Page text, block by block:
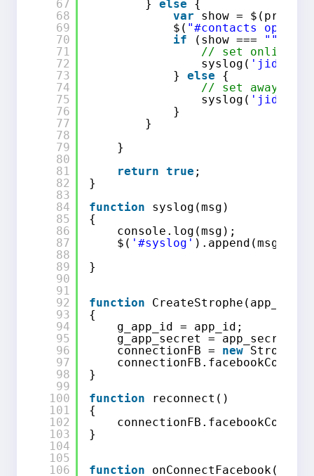
67
68
69
70
71
72
73
74
75
76
77
78
79
80
81
82
83
84
85
86
87
88
89
90
91
92
93
94
95
96
97
98
99
100
101
102
103
104
105
106
} else
{
var
show =
$( "#contacts
if
(show === ""
// set online
syslog( 'jid: '
} else
{
// set away
syslog( 'jid: '
}
}
}
return true ;
}
function
syslog(msg)
{
console.log(msg);
$( '#syslog' ).append(msg+
}
function
CreateStrophe(app_id,
{
g_app_id = app_id;
g_app_secret = app_secret;
connectionFB = new
}
function
reconnect()
{
}
function
onConnectFacebook(resp)